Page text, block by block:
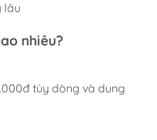
lâu
nhiêu?
tùy dòng và dung